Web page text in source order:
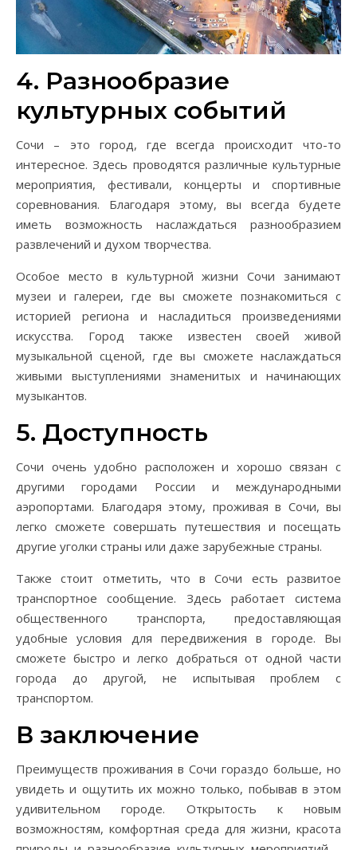
4. Разнообразие
культурных событий
Сочи – это город, где всегда происходит что-то
интересное. Здесь проводятся различные культурные
мероприятия, фестивали, концерты и спортивные
соревнования. Благодаря этому, вы всегда будете
иметь возможность наслаждаться разнообразием
развлечений и духом творчества.
Особое место в культурной жизни Сочи занимают
музеи и галереи, где вы сможете познакомиться с
историей региона и насладиться произведениями
искусства. Город также известен своей живой
музыкальной сценой, где вы сможете наслаждаться
живыми выступлениями знаменитых и начинающих
музыкантов.
5. Доступность
Сочи очень удобно расположен и хорошо связан с
другими городами России и международными
аэропортами. Благодаря этому, проживая в Сочи, вы
легко сможете совершать путешествия и посещать
другие уголки страны или даже зарубежные страны.
Также стоит отметить, что в Сочи есть развитое
транспортное сообщение. Здесь работает система
общественного транспорта, предоставляющая
удобные условия для передвижения в городе. Вы
сможете быстро и легко добраться от одной части
города до другой, не испытывая проблем с
транспортом.
В заключение
Преимуществ проживания в Сочи гораздо больше, но
увидеть и ощутить их можно только, побывав в этом
удивительном городе. Открытость к новым
возможностям, комфортная среда для жизни, красота